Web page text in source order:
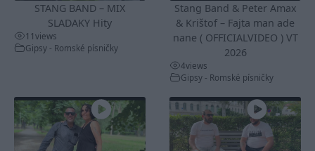
STANG BAND – MIX
SLADAKY Hity
11views
Gipsy - Romské písničky
Stang Band & Peter Amax
& Krištof – Fajta man ade
nane ( OFFICIALVIDEO ) VT
2026
4views
Gipsy - Romské písničky